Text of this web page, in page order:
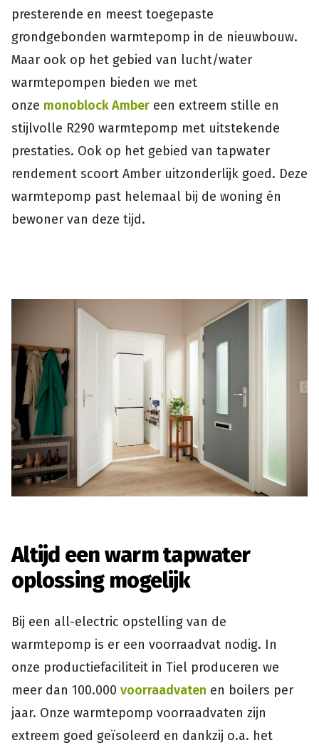
presterende en meest toegepaste
grondgebonden warmtepomp in de nieuwbouw.
Maar ook op het gebied van lucht/water
warmtepompen bieden we met
onze monoblock Amber een extreem stille en
stijlvolle R290 warmtepomp met uitstekende
prestaties. Ook op het gebied van tapwater
rendement scoort Amber uitzonderlijk goed. Deze
warmtepomp past helemaal bij de woning én
bewoner van deze tijd.
Altijd een warm tapwater
oplossing mogelijk
Bij een all-electric opstelling van de
warmtepomp is er een voorraadvat nodig. In
onze productiefaciliteit in Tiel produceren we
meer dan 100.000 voorraadvaten en boilers per
jaar. Onze warmtepomp voorraadvaten zijn
extreem goed geïsoleerd en dankzij o.a. het